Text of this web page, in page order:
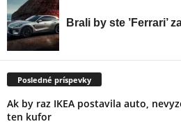
Posledné príspevky
Ak by raz IKEA postavila auto,
ten kufor